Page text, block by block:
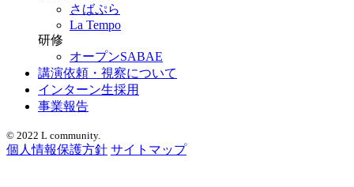
さばぷら
La Tempo
研修
オープンSABAE
講演依頼・視察について
インターン生採用
事業報告
© 2022 L community.
個人情報保護方針 サイトマップ